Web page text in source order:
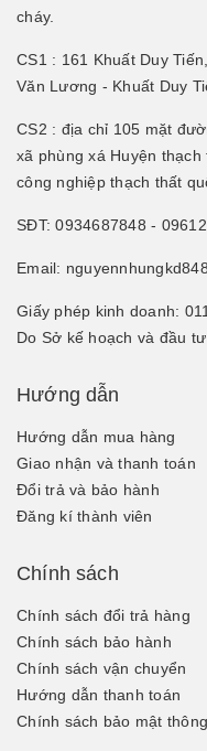
cháy.
CS1 : 161 Khuất Duy
Văn Lương - Khuất Duy
CS2 : địa chỉ 105 mặt
xã phùng xá Huyện
công nghiệp thạch thất
SĐT: 0934687848 -
Email:
Giấy phép kinh doanh:
Do Sở kế hoạch và đầu
Hướng dẫn
Hướng dẫn mua hàng
Giao nhận và thanh toán
Đổi trả và bảo hành
Đăng kí thành viên
Chính sách
Chính sách đổi trả hàng
Chính sách bảo hành
Chính sách vận chuyển
Hướng dẫn thanh toán
Chính sách bảo mật